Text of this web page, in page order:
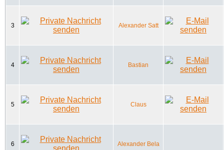
3 Alexander Satt
4 Bastian
5 Claus
6 Alexander Bela